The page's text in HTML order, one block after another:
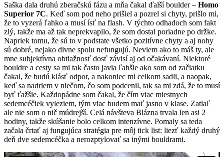
Saška dala druhú zberačskú fázu a mňa čakal ďalší boulder – Homo
Superior 7C. Keď som pod neho prišiel a pozrel si chyty, prišlo mi,
že to vyzerá ľahko a musí ísť na flash. V týchto odhadoch som fakt
zlý, takže ma až tak neprekvapilo, že som dostal poriadne po držke.
Napriek tomu, že sú to v podstate všetko pozitívne chyty a aj nohy
sú dobré, nejako divne spolu nefungujú. Neviem ako to máš ty, ale
mne subjektívna obtiažnosť dosť závisí aj od očakávaní. Niektoré
bouldre a cesty sa mi tak často javia ľahšie ako som od začiatku
čakal, že budú klásť odpor, a nakoniec mi celkom sadli, a naopak,
keď sa nadriem v niečom, čo som podcenil, tak sa mi zdá, že to musí
byť ťažšie. Každopádne som čakal, že čím viac miestnych
sedemcéčiek vyleziem, tým viac budem mať jasno v klase. Zatiaľ
ale nie som o nič múdrejší. Celá návšteva Blázna trvala len asi 2
hodiny, takže skúšanie bolo celkom intenzívne. Pomaly sa teda
začala črtať aj fungujúca stratégia pre môj tick list: liezť každý druhý
deň dve sedemcéčka a nerozptylovať sa inými bouldrami.